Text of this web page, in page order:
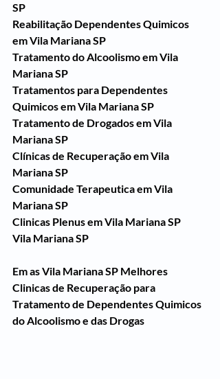
SP
Reabilitação Dependentes Quimicos
em Vila Mariana SP
Tratamento do Alcoolismo em Vila
Mariana SP
Tratamentos para Dependentes
Quimicos em Vila Mariana SP
Tratamento de Drogados em Vila
Mariana SP
Clínicas de Recuperação em Vila
Mariana SP
Comunidade Terapeutica em Vila
Mariana SP
Clinicas Plenus em Vila Mariana SP
Vila Mariana SP
Em as Vila Mariana SP Melhores
Clinicas de Recuperação para
Tratamento de Dependentes Quimicos
do Alcoolismo e das Drogas